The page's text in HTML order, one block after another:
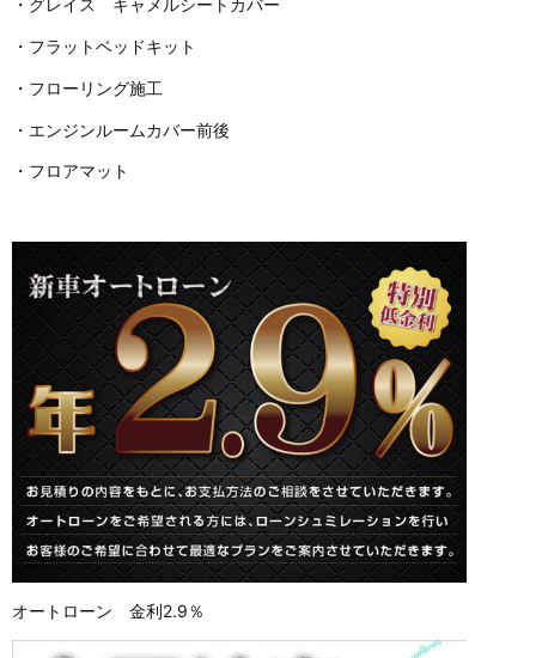
・グレイス キャメルシートカバー
・フラットベッドキット
・フローリング施工
・エンジンルームカバー前後
・フロアマット
オートローン 金利2.9％